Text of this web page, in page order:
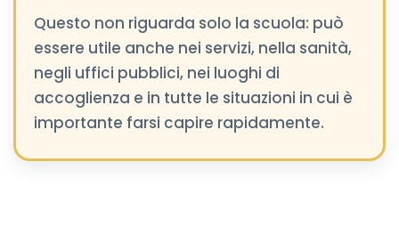
Questo non riguarda solo la scuola: può
essere utile anche nei servizi, nella sanità,
negli uffici pubblici, nei luoghi di
accoglienza e in tutte le situazioni in cui è
importante farsi capire rapidamente.